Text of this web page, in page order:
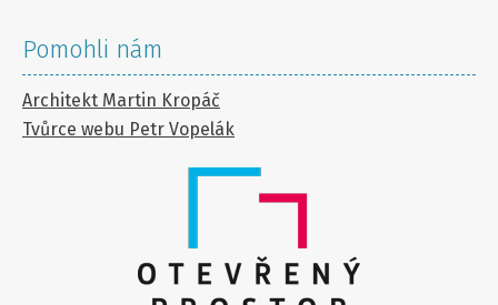
Pomohli nám
Architekt Martin Kropáč
Tvůrce webu Petr Vopelák